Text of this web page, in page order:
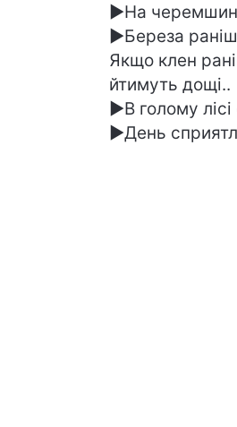
►На
►Береза
Якщо клен
йтимуть дощі..
►В голому
►День